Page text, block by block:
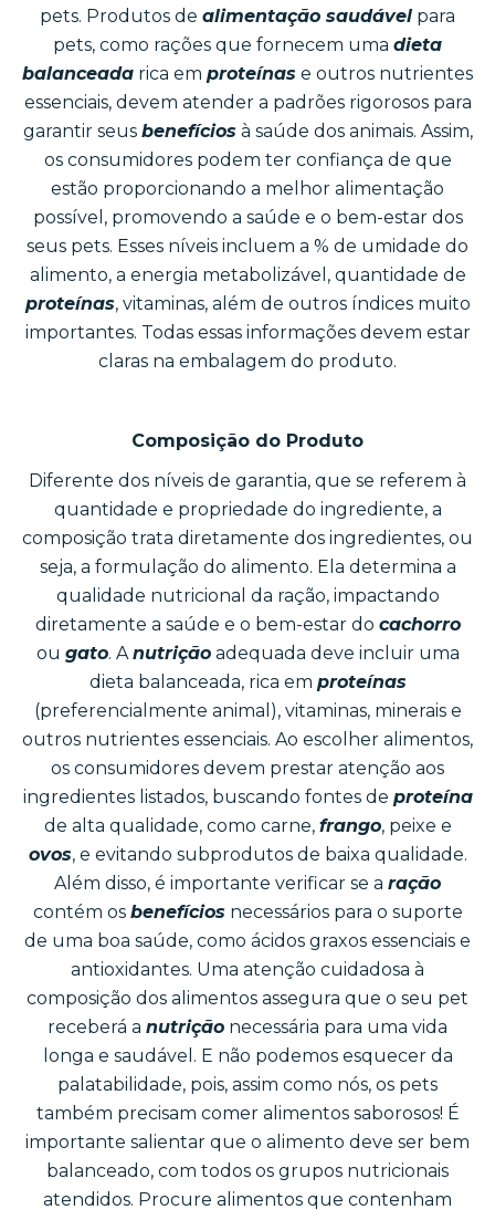
pets. Produtos de alimentação saudável para
pets, como rações que fornecem uma dieta
balanceada rica em proteínas e outros nutrientes
essenciais, devem atender a padrões rigorosos para
garantir seus benefícios à saúde dos animais. Assim,
os consumidores podem ter confiança de que
estão proporcionando a melhor alimentação
possível, promovendo a saúde e o bem-estar dos
seus pets. Esses níveis incluem a % de umidade do
alimento, a energia metabolizável, quantidade de
proteínas, vitaminas, além de outros índices muito
importantes. Todas essas informações devem estar
claras na embalagem do produto.
Composição do Produto
Diferente dos níveis de garantia, que se referem à
quantidade e propriedade do ingrediente, a
composição trata diretamente dos ingredientes, ou
seja, a formulação do alimento. Ela determina a
qualidade nutricional da ração, impactando
diretamente a saúde e o bem-estar do cachorro
ou gato. Anutriçãoadequada deve incluir uma
dieta balanceada, rica em proteínas
(preferencialmente animal), vitaminas, minerais e
outros nutrientes essenciais. Ao escolher alimentos,
os consumidores devem prestar atenção aos
ingredientes listados, buscando fontes de proteína
de alta qualidade, como carne, frango, peixe e
ovos, e evitando subprodutos de baixa qualidade.
Além disso, é importante verificar se a ração
contém os benefícios necessários para o suporte
de uma boa saúde, como ácidos graxos essenciais e
antioxidantes. Uma atenção cuidadosa à
composição dos alimentos assegura que o seu pet
receberá a nutrição necessária para uma vida
longa e saudável. E não podemos esquecer da
palatabilidade, pois, assim como nós, os pets
também precisam comer alimentos saborosos! É
importante salientar que o alimento deve ser bem
balanceado, com todos os grupos nutricionais
atendidos. Procure alimentos que contenham